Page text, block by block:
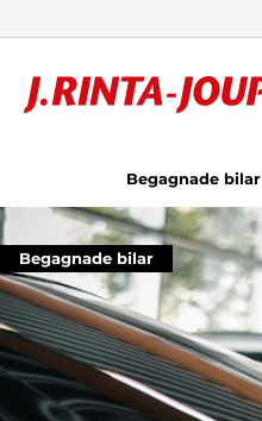
Begagnade bilar
Begagnade bilar